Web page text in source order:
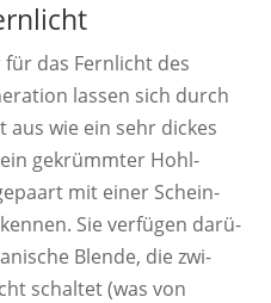
für das Fernlicht des
las­sen sich durch
aus wie ein sehr dickes
ge­krümm­ter Hohl­
mit einer Schein­
Sie ver­fügen da­rü­
Blende, die zwi­
schal­tet (was von